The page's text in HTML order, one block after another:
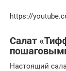
https://
Салат
Настоящий